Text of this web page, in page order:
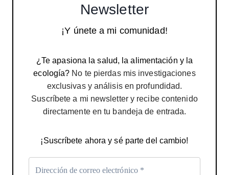
Newsletter
¡Y únete a mi comunidad!
¿Te apasiona la salud, la alimentación y la
ecología? No te pierdas mis investigaciones
exclusivas y análisis en profundidad.
Suscríbete a mi newsletter y recibe contenido
directamente en tu bandeja de entrada.
¡Suscríbete ahora y sé parte del cambio!